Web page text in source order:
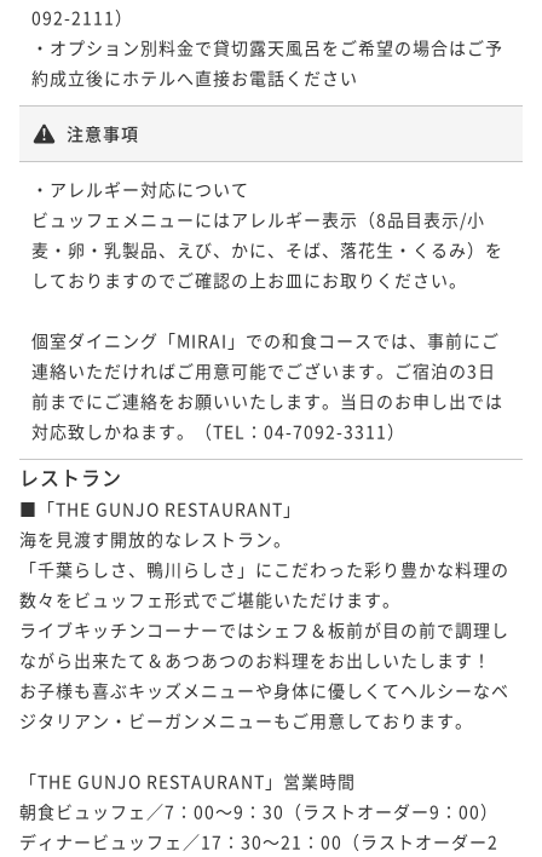
092-2111）
・オプション別料金で貸切露天風呂をご希望の場合はご予
約成立後にホテルへ直接お電話ください
注意事項
・アレルギー対応について
ビュッフェメニューにはアレルギー表示（8品目表示/小
麦・卵・乳製品、えび、かに、そば、落花生・くるみ）を
しておりますのでご確認の上お皿にお取りください。
個室ダイニング「MIRAI」での和食コースでは、事前にご
連絡いただければご用意可能でございます。ご宿泊の3日
前までにご連絡をお願いいたします。当日のお申し出では
対応致しかねます。（TEL：04-7092-3311）
レストラン
■「THE GUNJO RESTAURANT」
海を見渡す開放的なレストラン。
「千葉らしさ、鴨川らしさ」にこだわった彩り豊かな料理の
数々をビュッフェ形式でご堪能いただけます。
ライブキッチンコーナーではシェフ＆板前が目の前で調理し
ながら出来たて＆あつあつのお料理をお出しいたします！
お子様も喜ぶキッズメニューや身体に優しくてヘルシーなベ
ジタリアン・ビーガンメニューもご用意しております。
「THE GUNJO RESTAURANT」営業時間
朝食ビュッフェ／7：00～9：30（ラストオーダー9：00）
ディナービュッフェ／17：30～21：00（ラストオーダー2